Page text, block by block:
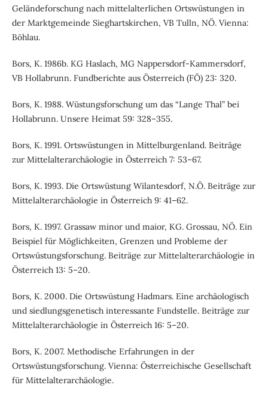
Geländeforschung nach mittelalterlichen Ortswüstungen in
der Marktgemeinde Sieghartskirchen, VB Tulln, NÖ. Vienna:
Böhlau.
Bors, K. 1986b. KG Haslach, MG Nappersdorf-Kammersdorf,
VB Hollabrunn. Fundberichte aus Österreich (FÖ) 23: 320.
Bors, K. 1988. Wüstungsforschung um das “Lange Thal” bei
Hollabrunn. Unsere Heimat 59: 328–355.
Bors, K. 1991. Ortswüstungen in Mittelburgenland. Beiträge
zur Mittelalterarchäologie in Österreich 7: 53–67.
Bors, K. 1993. Die Ortswüstung Wilantesdorf, N.Ö. Beiträge zur
Mittelalterarchäologie in Österreich 9: 41–62.
Bors, K. 1997. Grassaw minor und maior, KG. Grossau, NÖ. Ein
Beispiel für Möglichkeiten, Grenzen und Probleme der
Ortswüstungsforschung. Beiträge zur Mittelalterarchäologie in
Österreich 13: 5–20.
Bors, K. 2000. Die Ortswüstung Hadmars. Eine archäologisch
und siedlungsgenetisch interessante Fundstelle. Beiträge zur
Mittelalterarchäologie in Österreich 16: 5–20.
Bors, K. 2007. Methodische Erfahrungen in der
Ortswüstungsforschung. Vienna: Österreichische Gesellschaft
für Mittelalterarchäologie.